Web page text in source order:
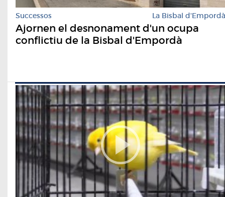
Successos La Bisbal d'Empordà
Ajornen el desnonament d'un ocupa
conflictiu de la Bisbal d'Empordà